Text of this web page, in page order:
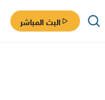
البث المباشر